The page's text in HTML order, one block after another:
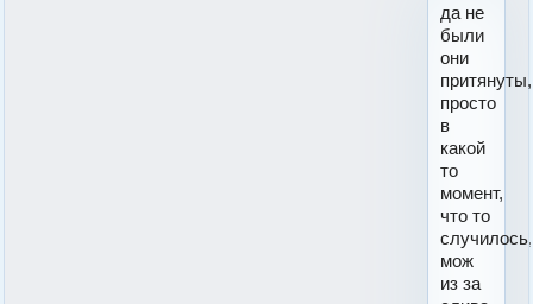
да не
были
они
притянуты,
просто
в
какой
то
момент,
что то
случилось,
мож
из за